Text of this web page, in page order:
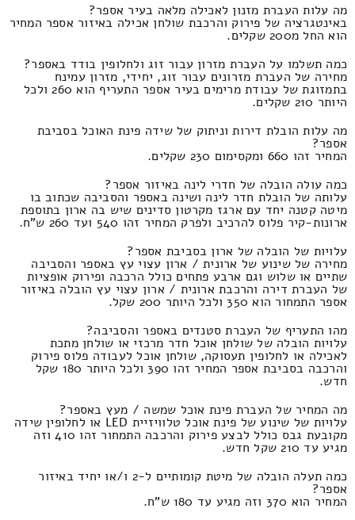
מה עלות העברת מזנון לאכילה מלאה בעיר אספר?
באינטגרציה של פירוק והרכבת שולחן אכילה באיזור אספר המחיר
הוא החל מ200 שקלים.
כמה תשלמו על העברת מזרון עבור זוג ולחלופין בודד באספר?
מחירה של העברת מזרונים עבור זוג, יחידי, מזרון עמינח
בתמזוגת של עבודת מרימים בעיר אספר התעריף הוא 260 ולכל
היותר 210 שקלים.
מה עלות הובלת דירות וניתוק של שידה פינת האוכל בסביבת
אספר?
המחיר זהו 660 ומקסימום 230 שקלים.
כמה עולה הובלה של חדרי לינה באיזור אספר?
עלותה של הובלת חדר לינה ושינה באספר והסביבה שכתוב בו
מיטה קטנה יחד עם ארגז מקרטון סדינים שיש בה ארון בתוספת
ארונות-קיר פלוס להרכיב ולפרק המחיר זהו 540 ועד 260 ש"ח.
עלויות של הובלה של ארון בסביבת אספר?
מחירה של שינוע של ארונית / ארון עצוי עץ באספר והסביבה
שתיים או שלוש וגם ארבע פתחים כולל הרכבה ופירוק אופציות
של העברת דירה והרכבת ארונית / ארון עצוי עץ הובלה באיזור
אספר התמחור הוא 350 ולכל היותר 200 שקל.
מהו התעריף של העברת סטנדים באספר והסביבה?
עלויות הובלה של שולחן אוכל חדר מרכזי או שולחן מתכת
לאכילה או לחלופין תעסוקה, שולחן אוכל לעבודה פלוס פירוק
והרכבה בסביבת אספר המחיר זהו 390 ולכל היותר 180 שקל
חדש.
מה המחיר של העברת פינת אוכל שמשה / מעץ באספר?
עלויות של שינוע של פינת אוכל טלוויזיית LED או לחלופין שידה
מקובעת גבס כולל לבצע פירוק והרכבה התמחור זהו 410 וזה
מגיע עד 210 שקל חדש.
כמה תעלה הובלה של מיטת קומותיים ל-2 ו/או יחיד באיזור
אספר?
המחיר הוא 370 וזה מגיע עד 180 ש"ח.